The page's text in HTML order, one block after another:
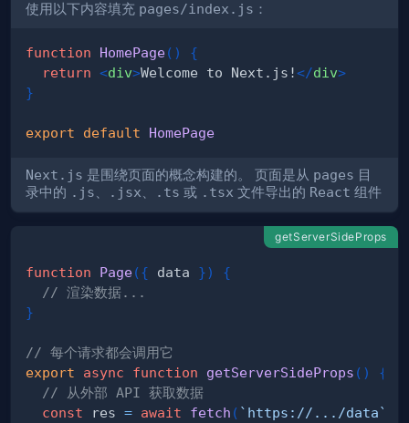
使用以下内容填充 pages/index.js ：
function HomePage( )
{
return <div>Welcome to Next.js!</div>
}
export default HomePage
Next.js 是围绕页面的概念构建的。 页面是从 pages 目
录中的 .js、 .jsx、 .ts 或 .tsx 文件导出的 React 组件
getServerSideProps
function Page({ data })
{
// 渲染数据...
}
// 每个请求都会调用它
export
async function getServerSideProps ( )
{
// 从外部 API 获取数据
const res = await fetch ( ` https://.../data`